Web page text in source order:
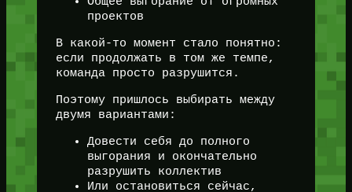
проектов
В какой-то момент стало понятно:
если продолжать в том же темпе,
команда просто разрушится.
Поэтому пришлось выбирать между
двумя вариантами:
Довести себя до полного
выгорания и окончательно
разрушить коллектив
Или остановиться сейчас,